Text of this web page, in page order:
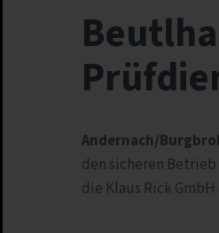
Andernach/
den sicheren
die Klaus Rick